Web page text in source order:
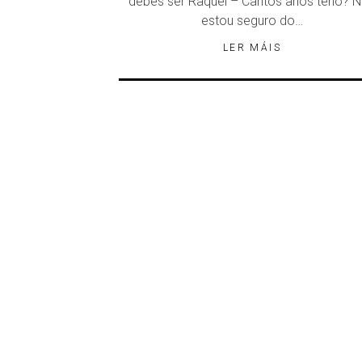
estou seguro do…
LER MÁIS